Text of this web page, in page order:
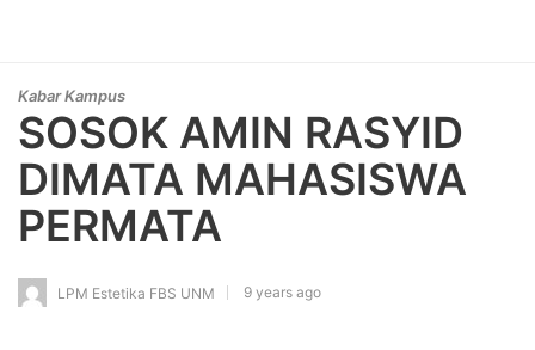
Kabar Kampus
SOSOK AMIN RASYID
DIMATA MAHASISWA
PERMATA
LPM Estetika FBS UNM 9 years ago